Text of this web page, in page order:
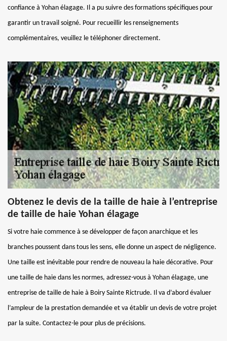
confiance à Yohan élagage. Il a pu suivre des formations spécifiques pour
garantir un travail soigné. Pour recueillir les renseignements
complémentaires, veuillez le téléphoner directement.
Obtenez le devis de la taille de haie à l’entreprise
de taille de haie Yohan élagage
Si votre haie commence à se développer de façon anarchique et les
branches poussent dans tous les sens, elle donne un aspect de négligence.
Une taille est inévitable pour rendre de nouveau la haie décorative. Pour
une taille de haie dans les normes, adressez-vous à Yohan élagage, une
entreprise de taille de haie à Boiry Sainte Rictrude. Il va d’abord évaluer
l’ampleur de la prestation demandée et va établir un devis de votre projet
par la suite. Contactez-le pour plus de précisions.